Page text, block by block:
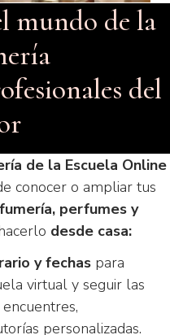
mundo de la
del
de la Escuela Online
conocer o ampliar tus
perfumes y
desde casa:
y fechas para
virtual y seguir las
personalizadas.